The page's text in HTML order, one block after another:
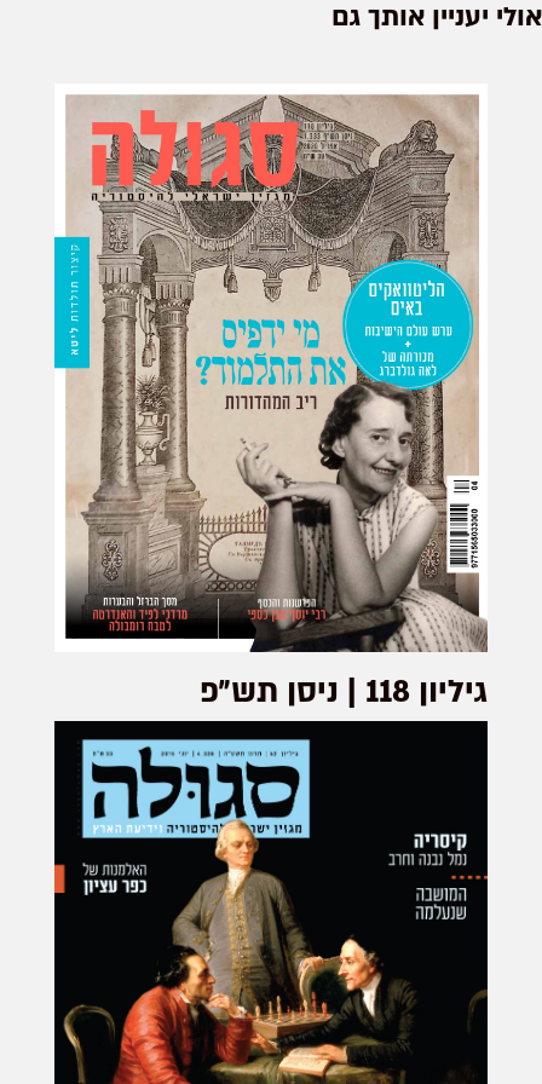
אולי יעניין אותך גם
גיליון 118 | ניסן תש״פ